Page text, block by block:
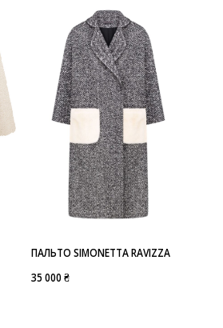
ПАЛЬТО SIMONETTA RAVIZZA
35 000 ₴